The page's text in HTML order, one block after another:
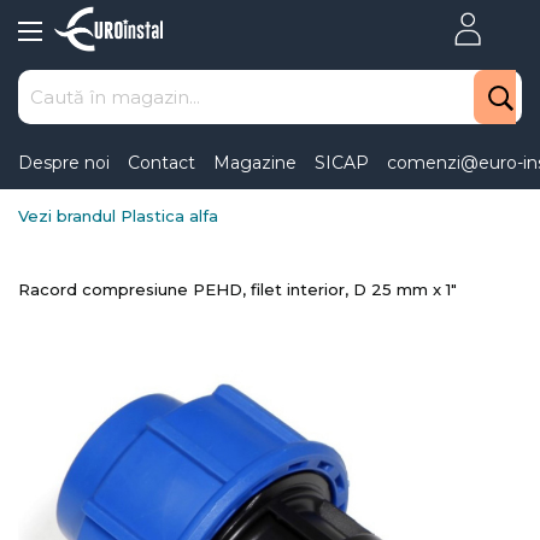
to
Content
Despre noi Contact Magazine SICAP comenzi@euro-
Vezi brandul Plastica alfa
Racord compresiune PEHD, filet interior, D 25 mm x 1"
images